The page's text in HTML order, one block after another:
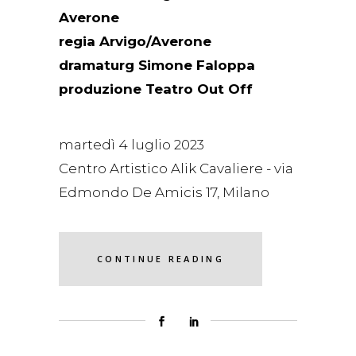
Averone
regia Arvigo/Averone
dramaturg Simone Faloppa
produzione Teatro Out Off
martedì 4 luglio 2023
Centro Artistico Alik Cavaliere - via
Edmondo De Amicis 17, Milano
CONTINUE READING